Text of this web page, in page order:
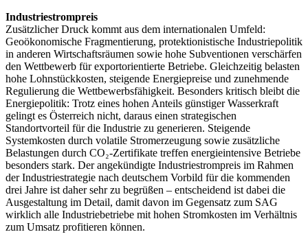
Industriestrompreis
Zusätzlicher Druck kommt aus dem internationalen Umfeld:
Geoökonomische Fragmentierung, protektionistische Industriepolitik
in anderen Wirtschaftsräumen sowie hohe Subventionen verschärfen
den Wettbewerb für exportorientierte Betriebe. Gleichzeitig belasten
hohe Lohnstückkosten, steigende Energiepreise und zunehmende
Regulierung die Wettbewerbsfähigkeit. Besonders kritisch bleibt die
Energiepolitik: Trotz eines hohen Anteils günstiger Wasserkraft
gelingt es Österreich nicht, daraus einen strategischen
Standortvorteil für die Industrie zu generieren. Steigende
Systemkosten durch volatile Stromerzeugung sowie zusätzliche
Belastungen durch CO₂-Zertifikate treffen energieintensive Betriebe
besonders stark. Der angekündigte Industriestrompreis im Rahmen
der Industriestrategie nach deutschem Vorbild für die kommenden
drei Jahre ist daher sehr zu begrüßen – entscheidend ist dabei die
Ausgestaltung im Detail, damit davon im Gegensatz zum SAG
wirklich alle Industriebetriebe mit hohen Stromkosten im Verhältnis
zum Umsatz profitieren können.